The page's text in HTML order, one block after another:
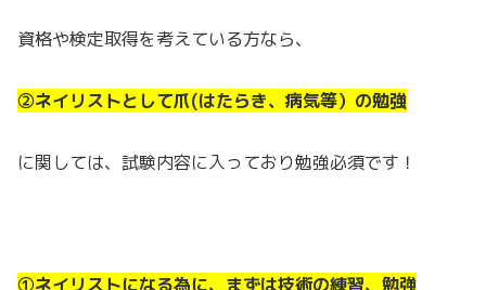
資格や検定取得を考えている方なら、
②ネイリストとして爪(はたらき、病気等）の勉強
に関しては、試験内容に入っており勉強必須です！
①ネイリストになる為に、まずは技術の練習、勉強